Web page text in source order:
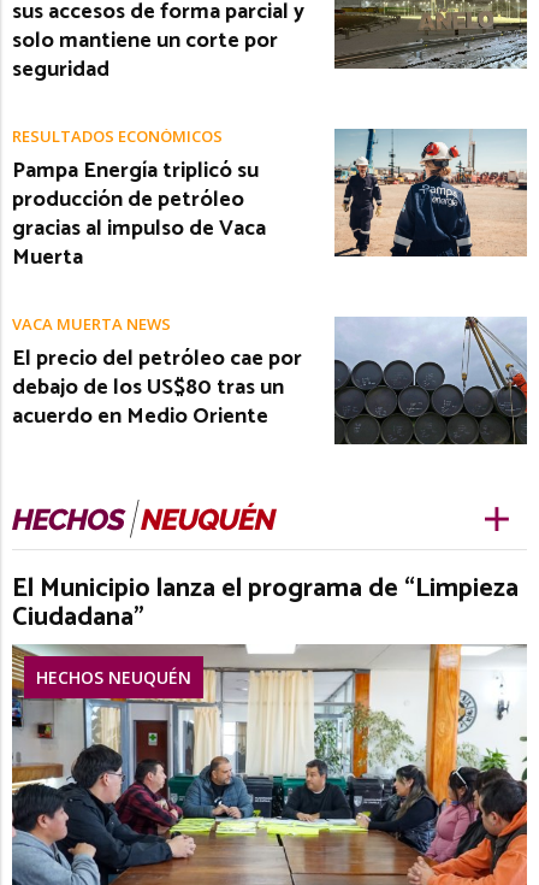
sus accesos de forma parcial y
solo mantiene un corte por
seguridad
RESULTADOS ECONÓMICOS
Pampa Energía triplicó su
producción de petróleo
gracias al impulso de Vaca
Muerta
VACA MUERTA NEWS
El precio del petróleo cae por
debajo de los US$80 tras un
acuerdo en Medio Oriente
El Municipio lanza el programa de “Limpieza
Ciudadana”
HECHOS NEUQUÉN